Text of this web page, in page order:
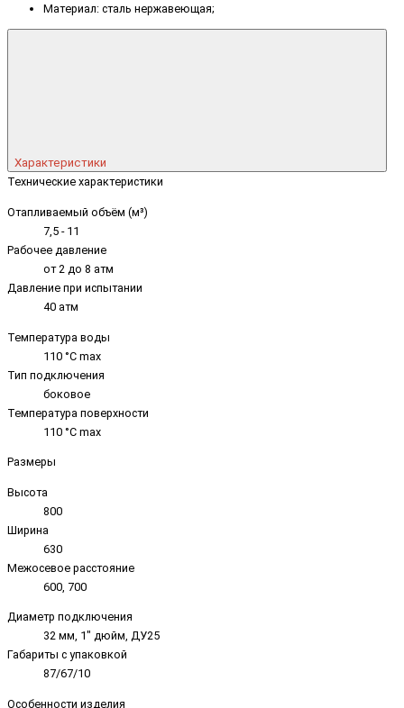
Материал: сталь нержавеющая;
Характеристики
Технические характеристики
Отапливаемый объём (м³)
7,5 - 11
Рабочее давление
от 2 до 8 атм
Давление при испытании
40 атм
Температура воды
110 °C max
Тип подключения
боковое
Температура поверхности
110 °C max
Размеры
Высота
800
Ширина
630
Межосевое расстояние
600, 700
Диаметр подключения
32 мм, 1" дюйм, ДУ25
Габариты с упаковкой
87/67/10
Особенности изделия